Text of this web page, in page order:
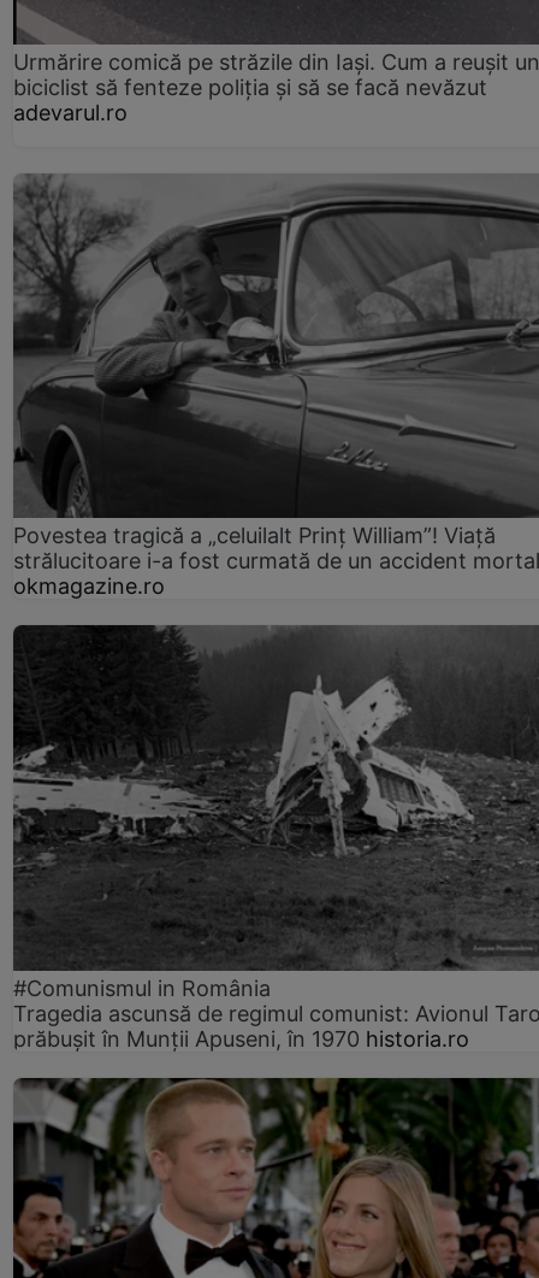
Urmărire comică pe străzile din Iași. Cum a reușit un
biciclist să fenteze poliția și să se facă nevăzut
adevarul.ro
Povestea tragică a „celuilalt Prinț William”! Viață
strălucitoare i-a fost curmată de un accident mortal
okmagazine.ro
#Comunismul in România
Tragedia ascunsă de regimul comunist: Avionul
prăbușit în Munții Apuseni, în 1970 historia.ro